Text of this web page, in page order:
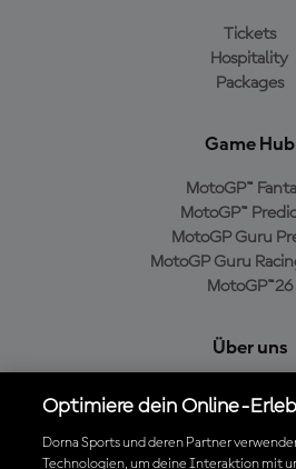
Tickets
Hospitality
Packages
Game Hub
MotoGP™
MotoGP™
MotoGP Guru
MotoGP Guru
MotoGP™26
Über uns
Cookie-
Optimiere dein Online-
Dorna Sports und deren Partner
Technologien, um deine Interaktion mit